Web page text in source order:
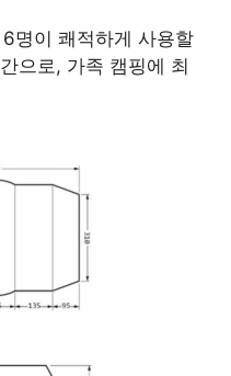
6명이 쾌적하게 사용할
으로, 가족 캠핑에 최